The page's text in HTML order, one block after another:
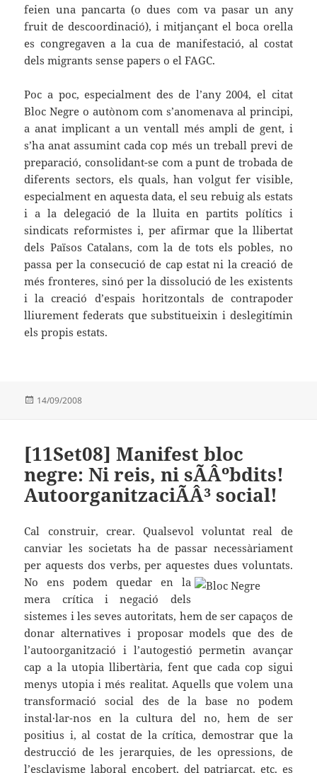
feien una pancarta (o dues com va pasar un any
fruit de descoordinació), i mitjançant el boca orella
es congregaven a la cua de manifestació, al costat
dels migrants sense papers o el FAGC.
Poc a poc, especialment des de l’any 2004, el citat
Bloc Negre o autònom com s’anomenava al principi,
a anat implicant a un ventall més ampli de gent, i
s’ha anat assumint cada cop més un treball previ de
preparació, consolidant-se com a punt de trobada de
diferents sectors, els quals, han volgut fer visible,
especialment en aquesta data, el seu rebuig als estats
i a la delegació de la lluita en partits polítics i
sindicats reformistes i, per afirmar que la llibertat
dels Països Catalans, com la de tots els pobles, no
passa per la consecució de cap estat ni la creació de
més fronteres, sinó per la dissolució de les existents
i la creació d’espais horitzontals de contrapoder
lliurement federats que substitueixin i deslegitímin
els propis estats.
Publicat
14/09/2008
[11Set08] Manifest bloc
negre: Ni reis, ni sÃÂºbdits!
AutoorganitzaciÃÂ³ social!
Cal construir, crear. Qualsevol voluntat real de
canviar les societats ha de passar necessàriament
per aquests dos verbs, per aquestes dues voluntats.
No ens podem quedar en la
mera crítica i negació dels
sistemes i les seves autoritats, hem de ser capaços de
donar alternatives i proposar models que des de
l’autoorganització i l’autogestió permetin avançar
cap a la utopia llibertària, fent que cada cop sigui
menys utopia i més realitat. Aquells que volem una
transformació social des de la base no podem
instal·lar-nos en la cultura del no, hem de ser
positius i, al costat de la crítica, demostrar que la
destrucció de les jerarquies, de les opressions, de
l’esclavisme laboral encobert, del patriarcat, etc. es